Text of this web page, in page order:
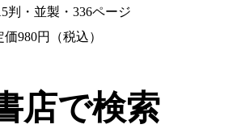
判・並製・336ページ
価980円（税込）
店で検索